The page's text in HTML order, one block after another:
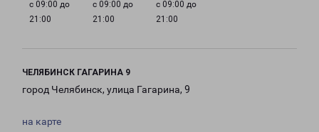
с 09:00 до
21:00
с 09:00 до
21:00
с 09:00 до
21:00
ЧЕЛЯБИНСК ГАГАРИНА 9
город Челябинск, улица Гагарина, 9
на карте